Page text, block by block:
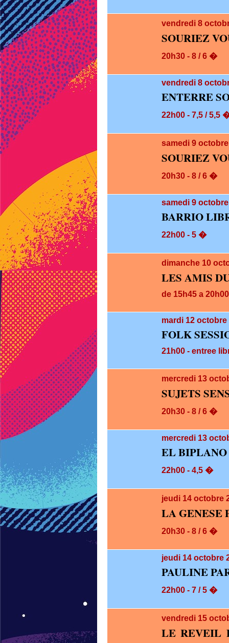
vendredi 8
SOURIEZ
20h30 - 8 / 6 �
vendredi 8
ENTERRE
22h00 - 7,5 / 5,5
samedi 9
SOURIEZ
20h30 - 8 / 6 �
samedi 9
BARRIO
22h00 - 5 �
dimanche 10
LES AMIS
de 15h45 a
mardi 12 octobre
FOLK
21h00 - entree
mercredi 13
SUJETS
20h30 - 8 / 6 �
mercredi 13
EL
22h00 - 4,5 �
jeudi 14 octobre
LA GENESE
20h30 - 8 / 6 �
jeudi 14 octobre
PAULINE
22h00 - 7 / 5 �
vendredi 15
LE REVEIL